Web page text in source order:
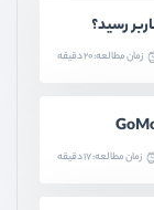
زمان مطالعه: 20 دقیقه
زمان مطالعه: 17 دقیقه